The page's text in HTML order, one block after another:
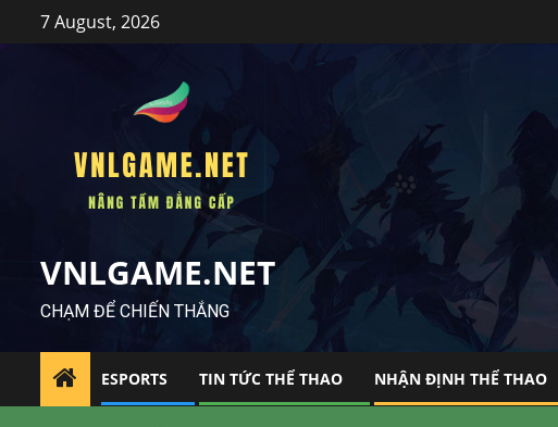
7 August, 2026
VNLGAME.NET
CHẠM ĐỂ CHIẾN THẮNG
ESPORTS TIN TỨC THỂ THAO NHẬN ĐỊNH THỂ THAO